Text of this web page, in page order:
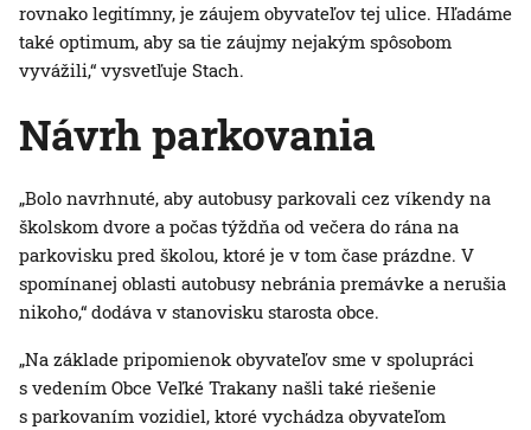
rovnako legitímny, je záujem obyvateľov tej ulice. Hľadáme
také optimum, aby sa tie záujmy nejakým spôsobom
vyvážili,“ vysvetľuje Stach.
Návrh parkovania
„Bolo navrhnuté, aby autobusy parkovali cez víkendy na
školskom dvore a počas týždňa od večera do rána na
parkovisku pred školou, ktoré je v tom čase prázdne. V
spomínanej oblasti autobusy nebránia premávke a nerušia
nikoho,“ dodáva v stanovisku starosta obce.
„Na základe pripomienok obyvateľov sme v spolupráci
s vedením Obce Veľké Trakany našli také riešenie
s parkovaním vozidiel, ktoré vychádza obyvateľom